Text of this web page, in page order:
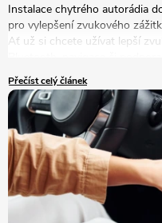
Instalace chytrého autorádia
pro vylepšení zvukového
Ať už si chcete užívat lepší
autorádia za nový model je
Přečíst celý článek